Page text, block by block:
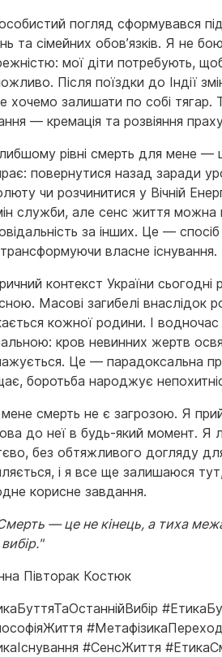
погляд сформувався
та сімейних обов’язків. Я не
мої діти потребують,
Після поїздки до Індії
хочемо залишати по собі
— кремація та розвіяння
рівні смерть для мене —
повернутися назад заради
чи розчинитися у Вічній
служби, але сенс життя
за інших. Це —
трансформуючи власне існування.
контекст України
Масові загибелі внаслідок
кожної родини. І водночас
кров невинних жертв
Це — парадоксальна
боротьба народжує
смерть не є загрозою. Я
до неї в будь-який момент.
без обтяжливого догляду
і я все ще залишаюся
корисне завдання.
— це не кінець, а тиха
Півторак Костюк
#СенсЖиття